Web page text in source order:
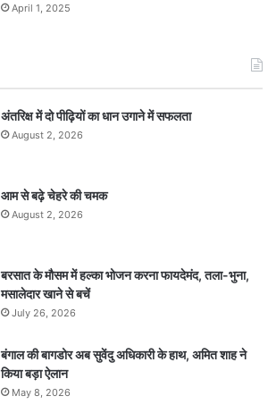
April 1, 2025
अंतरिक्ष में दो पीढ़ियों का धान उगाने में सफलता
August 2, 2026
आम से बढ़े चेहरे की चमक
August 2, 2026
बरसात के मौसम में हल्का भोजन करना फायदेमंद, तला-भुना,
मसालेदार खाने से बचें
July 26, 2026
बंगाल की बागडोर अब सुवेंदु अधिकारी के हाथ, अमित शाह ने
किया बड़ा ऐलान
May 8, 2026